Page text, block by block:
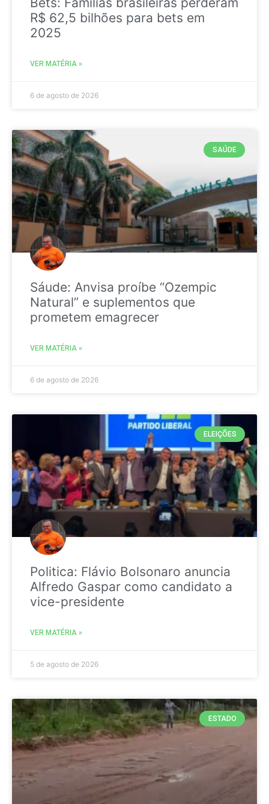
R$ 62,5 bilhões para bets em
2025
VER MATÉRIA »
6 de agosto de 2026
SAÚDE
Sáude: Anvisa proíbe “Ozempic
Natural” e suplementos que
prometem emagrecer
VER MATÉRIA »
6 de agosto de 2026
ELEIÇÕES
Politica: Flávio Bolsonaro anuncia
Alfredo Gaspar como candidato a
vice-presidente
VER MATÉRIA »
5 de agosto de 2026
ESTADO